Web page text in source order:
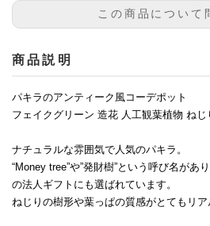
この商品について
商品説明
パキラのアンティーク風コーデポット
フェイクグリーン 造花 人工観葉植物 ね
ナチュラルな雰囲気で人気のパキラ。
“Money tree”や”発財樹”という呼び名があ
の法人ギフトにも選ばれています。
ねじりの樹形や葉っぱの質感がとてもリア